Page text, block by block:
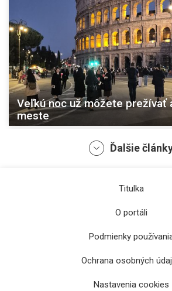
Veľkú noc už môžete prežívať
meste
Prvý let z Košíc do Ríma
Ďalšie
Titulka
O portáli
Podmienky
Ochrana osobných
Nastavenia cookies